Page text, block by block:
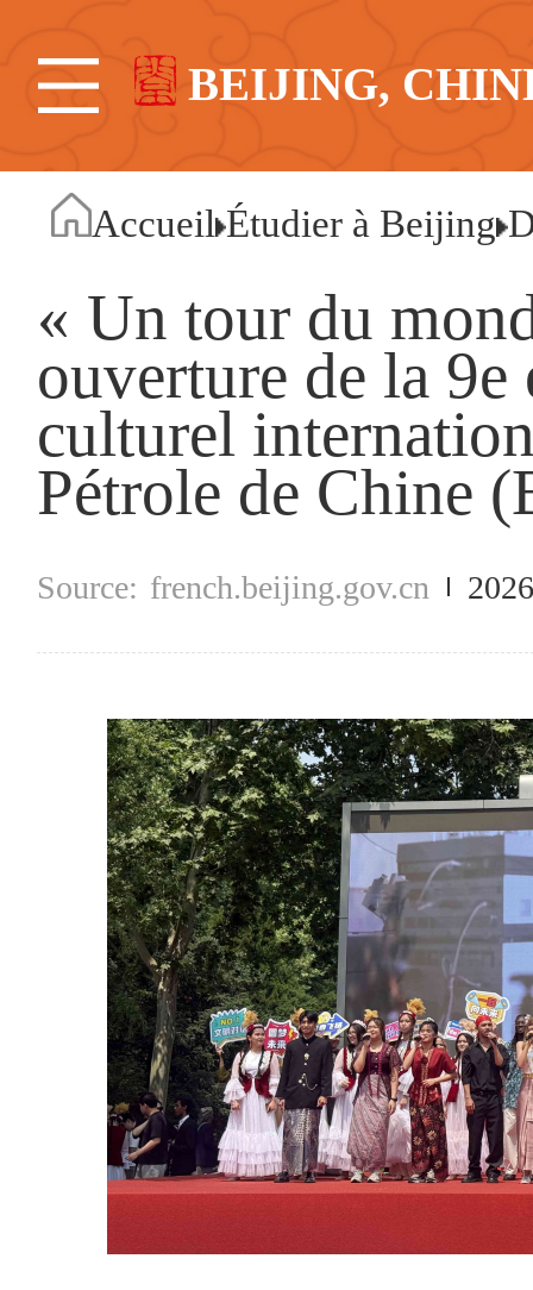
BEIJING,
Accueil Étudier à Beijing
« Un tour du
ouverture de la
culturel
Pétrole de Chine
french.beijing.gov.cn